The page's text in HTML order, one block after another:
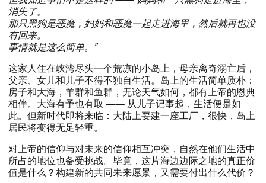
消失了。​​
​那只黑狗是恶魔，​妈妈和恶魔一起走进海里，​然后就再也没
有回来。​​
​事情就是这么简单。​”
​这家人住在峡湾尽头一个荒凉的小岛上，​母亲离奇溺亡后，​
父亲、​女儿和儿子不得不独自生活。​岛上的生活简单质朴：​
房子和大海，​羊群和鱼群，​无论天气如何，​都有上帝的恩典
相伴。​大海有予也有取 ​—​— ​从儿子记事起，​生活便是如
此。​但新时代即将来临：​大陆上要建一座工厂，​很快，​岛上
居民将变得无足轻重。​​
​对上帝的信仰与对未来的信仰相互冲突，​自然在他们生活中
所占的地位也备受挑战。​毕竟，​这片海边边际之地的真正价
值是什么？​构建新的共同未来愿景，​又需要付出什么代价？​​